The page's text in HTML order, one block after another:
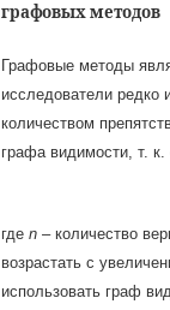
графовыхметодов
Графовые методы
исследователи редко
количеством
графа видимости, т.
где n – количество
возрастать с
использовать граф